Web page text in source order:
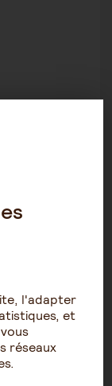
aidant ?
l'adapter
et
réseaux